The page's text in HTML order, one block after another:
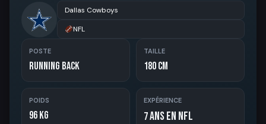
Dallas Cowboys
NFL
POSTE
Running Back
TAILLE
180 cm
POIDS
96 kg
EXPÉRIENCE
7ans en NFL